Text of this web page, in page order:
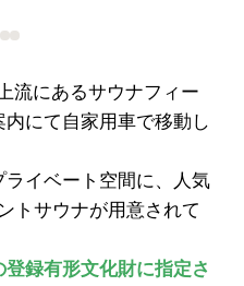
流にあるサウナフィー
にて自家用車で移動し
イベート空間に、人気
トサウナが用意されて
登録有形文化財に指定さ